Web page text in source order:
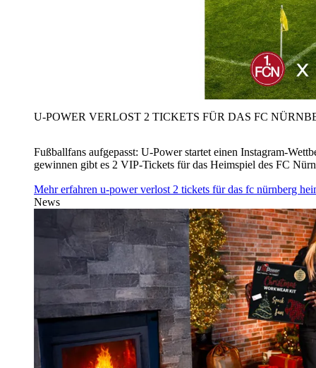
U‑POWER VERLOST 2 TICKETS FÜR DAS FC
Fußballfans aufgepasst: U‑Power startet einen Instagram-
gewinnen gibt es 2 VIP-Tickets für das Heimspiel des FC
Mehr erfahren u‑power verlost 2 tickets für das fc nürnberg
News